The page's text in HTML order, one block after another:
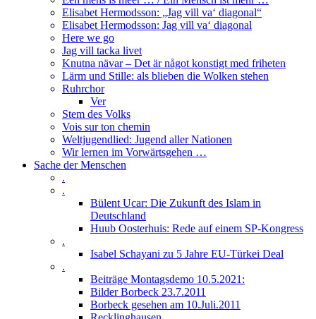
Elisabet Hermodsson: „Jag vill va‘ diagonal“
Elisabet Hermodsson: Jag vill va‘ diagonal
Here we go
Jag vill tacka livet
Knutna nävar – Det är något konstigt med friheten
Lärm und Stille: als blieben die Wolken stehen
Ruhrchor
Ver
Stem des Volks
Vois sur ton chemin
Weltjugendlied: Jugend aller Nationen
Wir lernen im Vorwärtsgehen …
Sache der Menschen
.
.
Bülent Ucar: Die Zukunft des Islam in
Deutschland
Huub Oosterhuis: Rede auf einem SP-Kongress
.
Isabel Schayani zu 5 Jahre EU-Türkei Deal
.
Beiträge Montagsdemo 10.5.2021:
Bilder Borbeck 23.7.2011
Borbeck gesehen am 10.Juli.2011